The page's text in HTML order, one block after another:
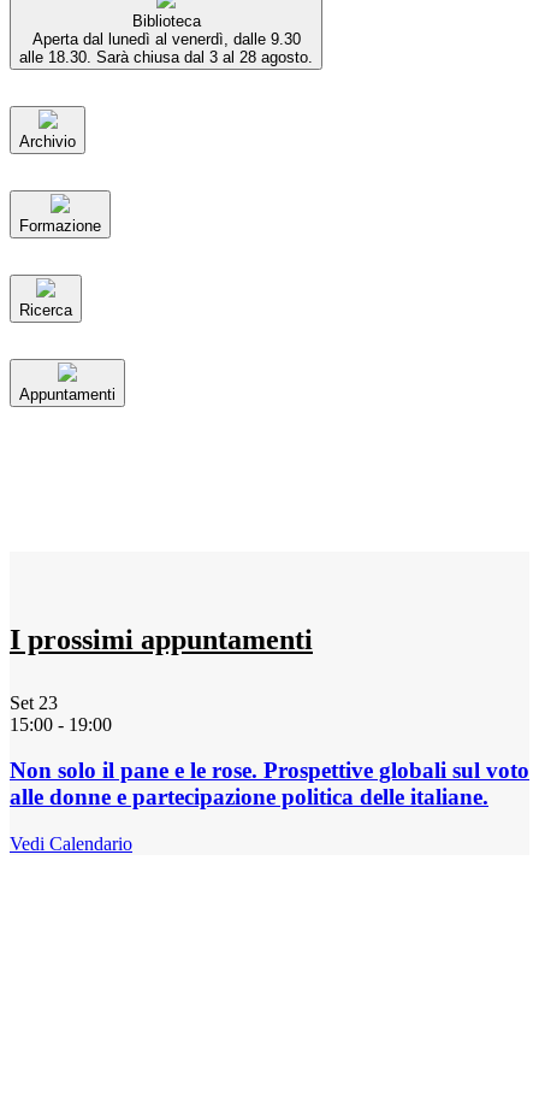
Biblioteca
Aperta dal lunedì al venerdì, dalle 9.30
alle 18.30. Sarà chiusa dal 3 al 28 agosto.
Archivio
Formazione
Ricerca
Appuntamenti
I prossimi appuntamenti
Set 23
15:00 - 19:00
Non solo il pane e le rose. Prospettive globali sul voto
alle donne e partecipazione politica delle italiane.
Vedi Calendario